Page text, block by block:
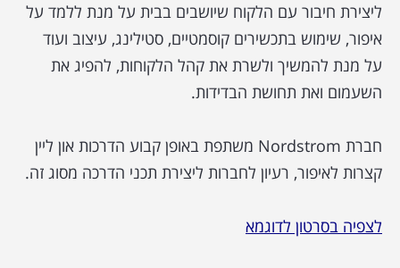
ליצירת חיבור עם הלקוח שיושבים בבית על מנת ללמד על
איפור, שימוש בתכשירים קוסמטיים, סטילינג, עיצוב ועוד
על מנת להמשיך ולשרת את קהל הלקוחות, להפיג את
השעמום ואת תחושת הבדידות.
חברת Nordstrom משתפת באופן קבוע הדרכות און ליין
קצרות לאיפור, רעיון לחברות ליצירת תכני הדרכה מסוג זה.
לצפיה בסרטון לדוגמא